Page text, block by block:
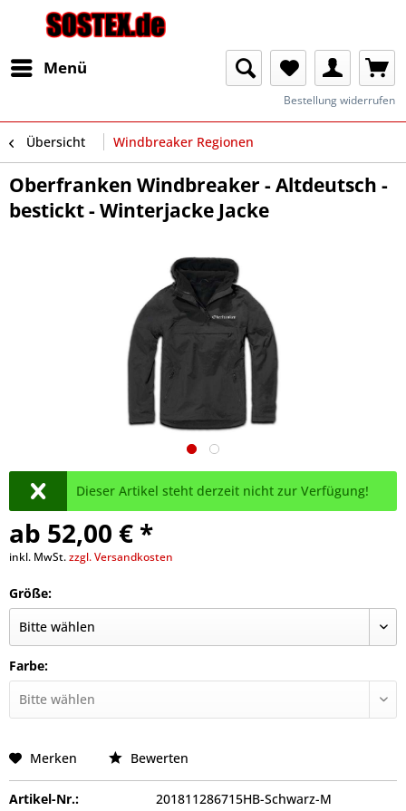
Menü
Bestellung widerrufen
Übersicht Windbreaker Regionen
Oberfranken Windbreaker - Altdeutsch -
bestickt - Winterjacke Jacke
Dieser Artikel steht derzeit nicht zur Verfügung!
ab 52,00 € *
inkl. MwSt.zzgl. Versandkosten
Größe:
Farbe:
Merken Bewerten
Artikel-Nr.:
201811286715HB-Schwarz-M